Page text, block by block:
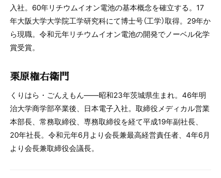
入社。60年リチウムイオン電池の基本概念を確立する。17
年大阪大学大学院工学研究科にて博士号（工学）取得。29年か
ら現職。令和元年リチウムイオン電池の開発でノーベル化学
賞受賞。
栗原権右衛門
くりはら・ごんえもん――昭和23年茨城県生まれ。46年明
治大学商学部卒業後、日本電子入社。取締役メディカル営業
本部長、常務取締役、専務取締役を経て平成19年副社長、
20年社長。令和元年6月より会長兼最高経営責任者、4年6月
より会長兼取締役会議長。